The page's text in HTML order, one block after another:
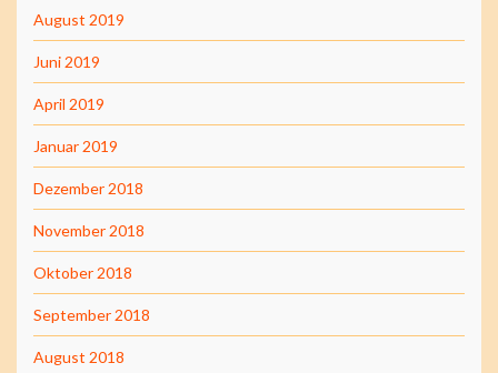
August 2019
Juni 2019
April 2019
Januar 2019
Dezember 2018
November 2018
Oktober 2018
September 2018
August 2018